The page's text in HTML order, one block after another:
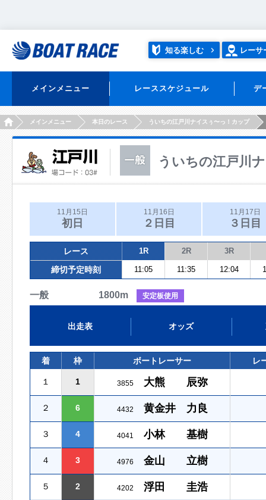
知る楽しむ レーサ
メインメニュー レーススケジュール デ
HOMEメインメニュー 本日のレース ういちの江戸川ナイスぅ〜っ！カップ
ういちの江戸川
11月15日
初日
11月16日
２日目
11月17日
３日目
レース 1R 2R 3R
締切予定時刻 11:05 11:35 12:04
一般 1800m 安定板使用
出走表 オッズ
着 枠 ボートレーサー レ
１ 1 3855 大熊 辰弥
２ 6 4432 黄金井 力良
３ 4 4041 小林 基樹
４ 3 4976 金山 立樹
５ 2 4202 浮田 圭浩